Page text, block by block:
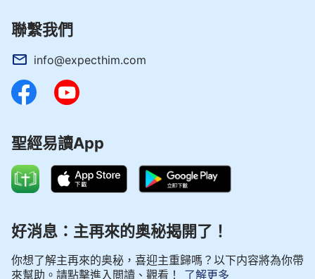
被他猜到是全能神教會，他跟我說：「你完了！」我
真道了。但是他拒絕了，隨後馬上在Facebook上發
文褻瀆全能神，攻擊全能神教會。後來，李牧師也得
知我接受了全能神的末世作工，打電話給我媽媽說褻
媽媽放棄信全能神。感謝全能神的看顧和保守，在李
牧師打電話來之前，全能神教會汪弟兄已和我們交通
了中共與宗教界對神末世作工的抵擋、定罪的原因，
計，輕鬆應對李牧師。我知道網上的評論跟事實不
符，全能神教會的弟兄姊妹很有愛心，全心全意追求
真理、實行真理，並不像網上傳講的。我覺得李牧師
聯繫我們
info@expecthim.com
聖經易讀App
好消息：主再來的奥秘揭開了！
你想了解主再來的奥秘，喜迎主重歸嗎？以下内容將為你帶
來幫助。請點擊進入閲讀、觀看！
了解更多